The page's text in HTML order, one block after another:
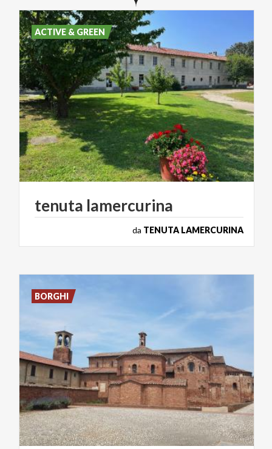
tenuta lamercurina
da TENUTA LAMERCURINA
ACTIVE & GREEN
BORGHI